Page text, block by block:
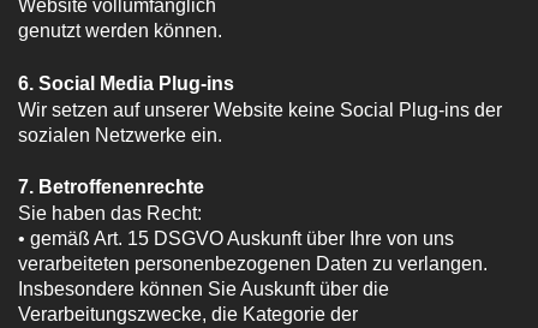
Website vollumfänglich
genutzt werden können.
6. Social Media Plug-ins
Wir setzen auf unserer Website keine Social Plug-ins der
sozialen Netzwerke ein.
7. Betroffenenrechte
Sie haben das Recht:
• gemäß Art. 15 DSGVO Auskunft über Ihre von uns
verarbeiteten personenbezogenen Daten zu verlangen.
Insbesondere können Sie Auskunft über die
Verarbeitungszwecke, die Kategorie der